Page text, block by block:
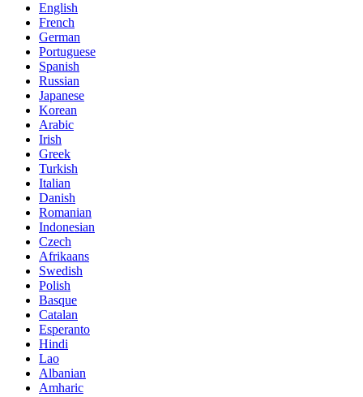
English
French
German
Portuguese
Spanish
Russian
Japanese
Korean
Arabic
Irish
Greek
Turkish
Italian
Danish
Romanian
Indonesian
Czech
Afrikaans
Swedish
Polish
Basque
Catalan
Esperanto
Hindi
Lao
Albanian
Amharic